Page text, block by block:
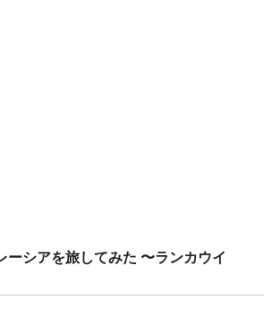
ーシアを旅してみた 〜ランカウイ